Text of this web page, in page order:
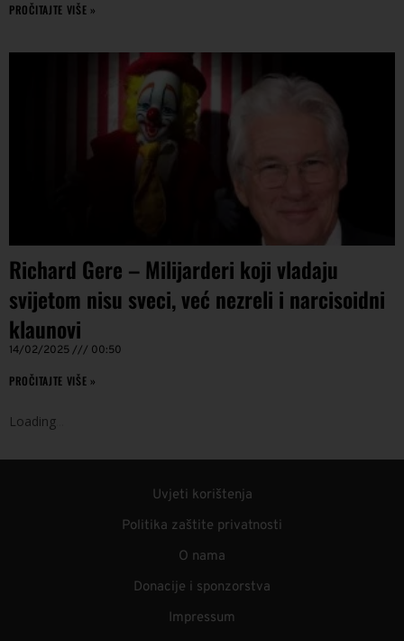
PROČITAJTE VIŠE »
Richard Gere – Milijarderi koji vladaju
svijetom nisu sveci, već nezreli i narcisoidni
klaunovi
14/02/2025 00:50
PROČITAJTE VIŠE »
Loading
Uvjeti korištenja
Politika zaštite privatnosti
O nama
Donacije i sponzorstva
Impressum